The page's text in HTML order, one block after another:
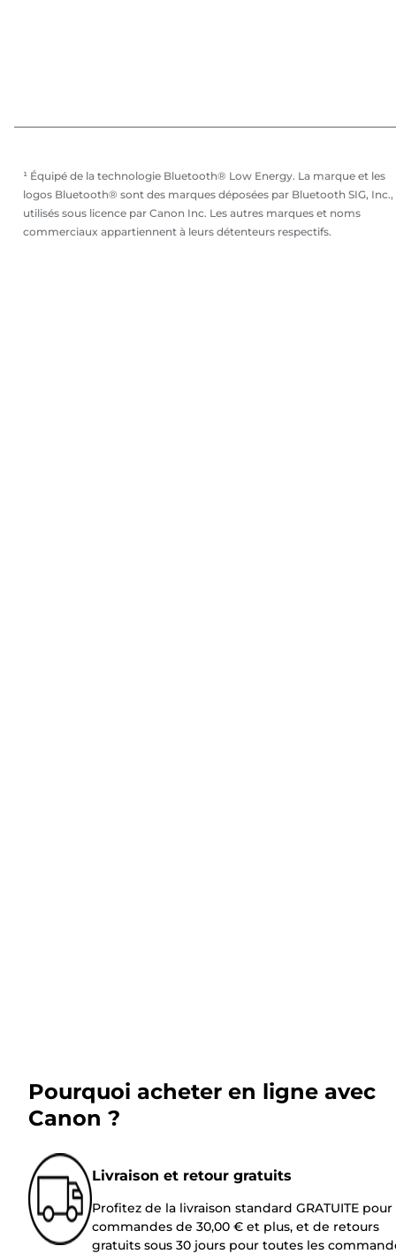
¹ Équipé de la technologie Bluetooth® Low Energy. La marque et les
logos Bluetooth® sont des marques déposées par Bluetooth SIG, Inc.,
utilisés sous licence par Canon Inc. Les autres marques et noms
commerciaux appartiennent à leurs détenteurs respectifs.
Pourquoi acheter en ligne avec
Canon ?
Livraison et retour gratuits
Profitez de la livraison standard GRATUITE pour
commandes de 30,00 € et plus, et de retours
gratuits sous 30 jours pour toutes les